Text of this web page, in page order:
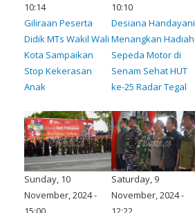
10:14
Giliraan Peserta
Didik MTs Wakil Wali
Kota Sampaikan
Stop Kekerasan
Anak
10:10
Desiana Handayani
Menangkan Hadiah
Sepeda Motor di
Senam Sehat HUT
ke-25 Radar Tegal
Sunday, 10
November, 2024 -
Saturday, 9
November, 2024 -